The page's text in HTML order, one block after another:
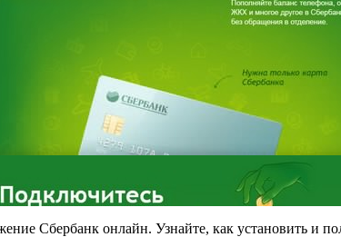
Сбербанк онлайн. Узнайте, как установить и